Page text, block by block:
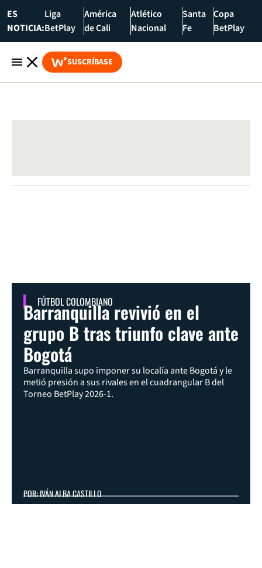
ES
NOTICIA:
Liga
BetPlay
América
de Cali
Atlético
Nacional
Santa
Fe
Copa
BetPlay
SUSCRÍBASE
FÚTBOL COLOMBIANO
Barranquilla revivió en el
grupo B tras triunfo clave ante
Bogotá
Barranquilla supo imponer su localía ante Bogotá y le
metió presión a sus rivales en el cuadrangular B del
Torneo BetPlay 2026-1.
POR: IVÁN ALBA CASTILLO